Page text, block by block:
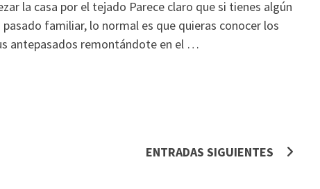
la casa por el tejado Parece claro que si tienes algún
familiar, lo normal es que quieras conocer los
antepasados remontándote en el …
ENTRADAS SIGUIENTES